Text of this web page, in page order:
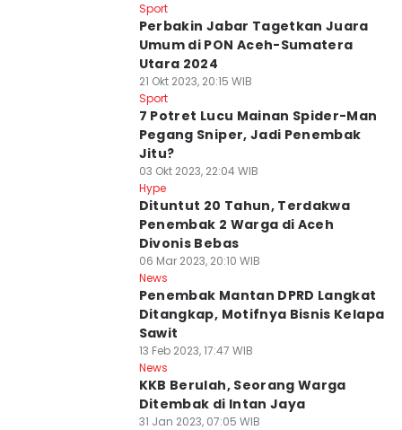
Sport
Perbakin Jabar Tagetkan Juara
Umum di PON Aceh-Sumatera
Utara 2024
21 Okt 2023, 20:15 WIB
Sport
7 Potret Lucu Mainan Spider-Man
Pegang Sniper, Jadi Penembak
Jitu?
03 Okt 2023, 22:04 WIB
Hype
Dituntut 20 Tahun, Terdakwa
Penembak 2 Warga di Aceh
Divonis Bebas
06 Mar 2023, 20:10 WIB
News
Penembak Mantan DPRD Langkat
Ditangkap, Motifnya Bisnis Kelapa
Sawit
13 Feb 2023, 17:47 WIB
News
KKB Berulah, Seorang Warga
Ditembak di Intan Jaya
31 Jan 2023, 07:05 WIB